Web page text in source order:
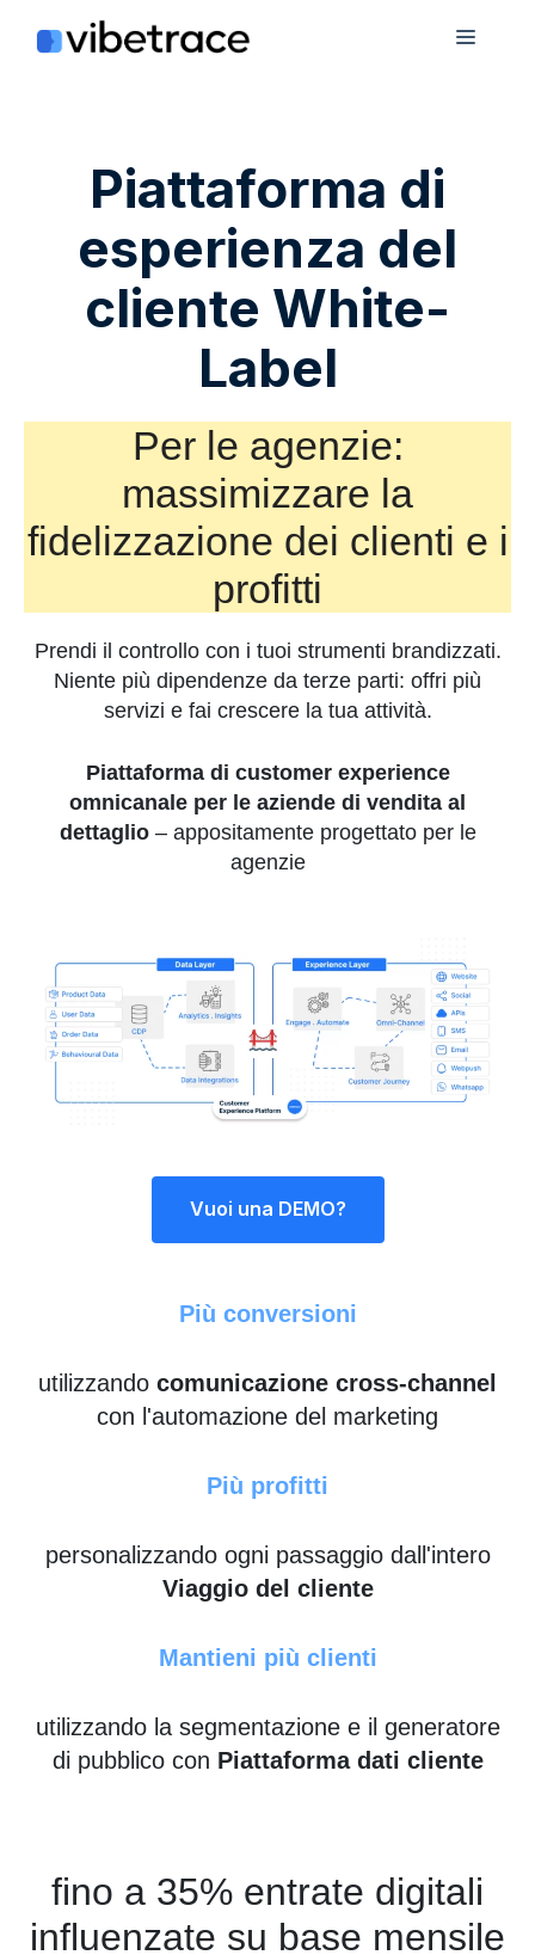
Menù
Piattaforma di
esperienza del
cliente White-
Label
Per le agenzie:
massimizzare la
fidelizzazione dei clienti e i
profitti
Prendi il controllo con i tuoi strumenti brandizzati.
Niente più dipendenze da terze parti: offri più
servizi e fai crescere la tua attività.
Piattaforma di customer experience
omnicanale per le aziende di vendita al
dettaglio– appositamente progettato per le
agenzie
Vuoi una DEMO?
Più conversioni
utilizzando comunicazione cross-channel
con l'automazione del marketing
Più profitti
personalizzando ogni passaggio dall'intero
Viaggio del cliente
Mantieni più clienti
utilizzando la segmentazione e il generatore
di pubblico con Piattaforma dati cliente
fino a 35% entrate digitali
influenzate su base mensile